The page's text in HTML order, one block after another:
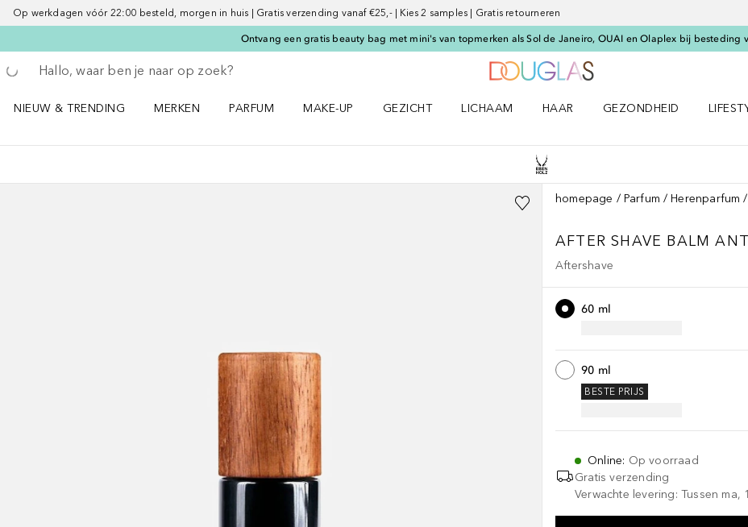
Op werkdagen vóór 22:00 besteld, morgen in huis | Gratis verzending vanaf €25,- | Kies 2 samples | Gratis retourneren
Ontvang een gratis beauty bag met mini's van topmerken als Sol de Janeiro, OUAI en Olaplex bij besteding
Ga terug
Zoekopdracht uitvoeren
NIEUW & TRENDING
MERKEN
PARFUM
MAKE-UP
GEZICHT
LICHAAM
HAAR
GEZONDHEID
homepage Parfum Herenparfum
AFTER SHAVE BALM
Aftershave
60 ml
90 ml
BESTE PRIJS
Online: Op voorraad
Gratis verzending
Verwachte levering: Tussen ma,